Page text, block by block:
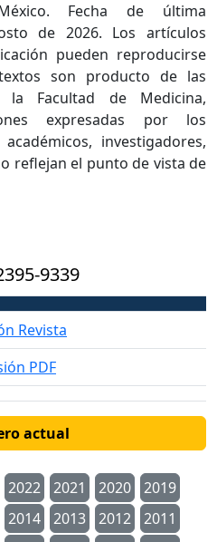
Fecha de última
de 2026. Los artículos
pueden reproducirse
son producto de las
la Facultad de Medicina,
expresadas por los
investigadores,
reflejan el punto de vista de
9339
Revista
PDF
actual
2022 2021 2020
2019
2014 2013 2012
2011